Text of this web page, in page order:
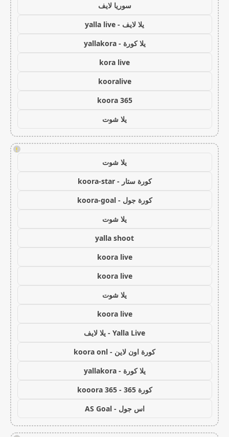
سوريا لايف
يلا لايف - yalla live
يلا كورة - yallakora
kora live
kooralive
koora 365
يلا شوت
!
يلا شوت
كورة ستار - koora-star
كورة جول - koora-goal
يلا شوت
yalla shoot
koora live
koora live
يلا شوت
koora live
Yalla Live - يلا لايف
كورة اون لاين - koora onl
يلا كورة - yallakora
كورة 365 - kooora 365
اس جول - AS Goal